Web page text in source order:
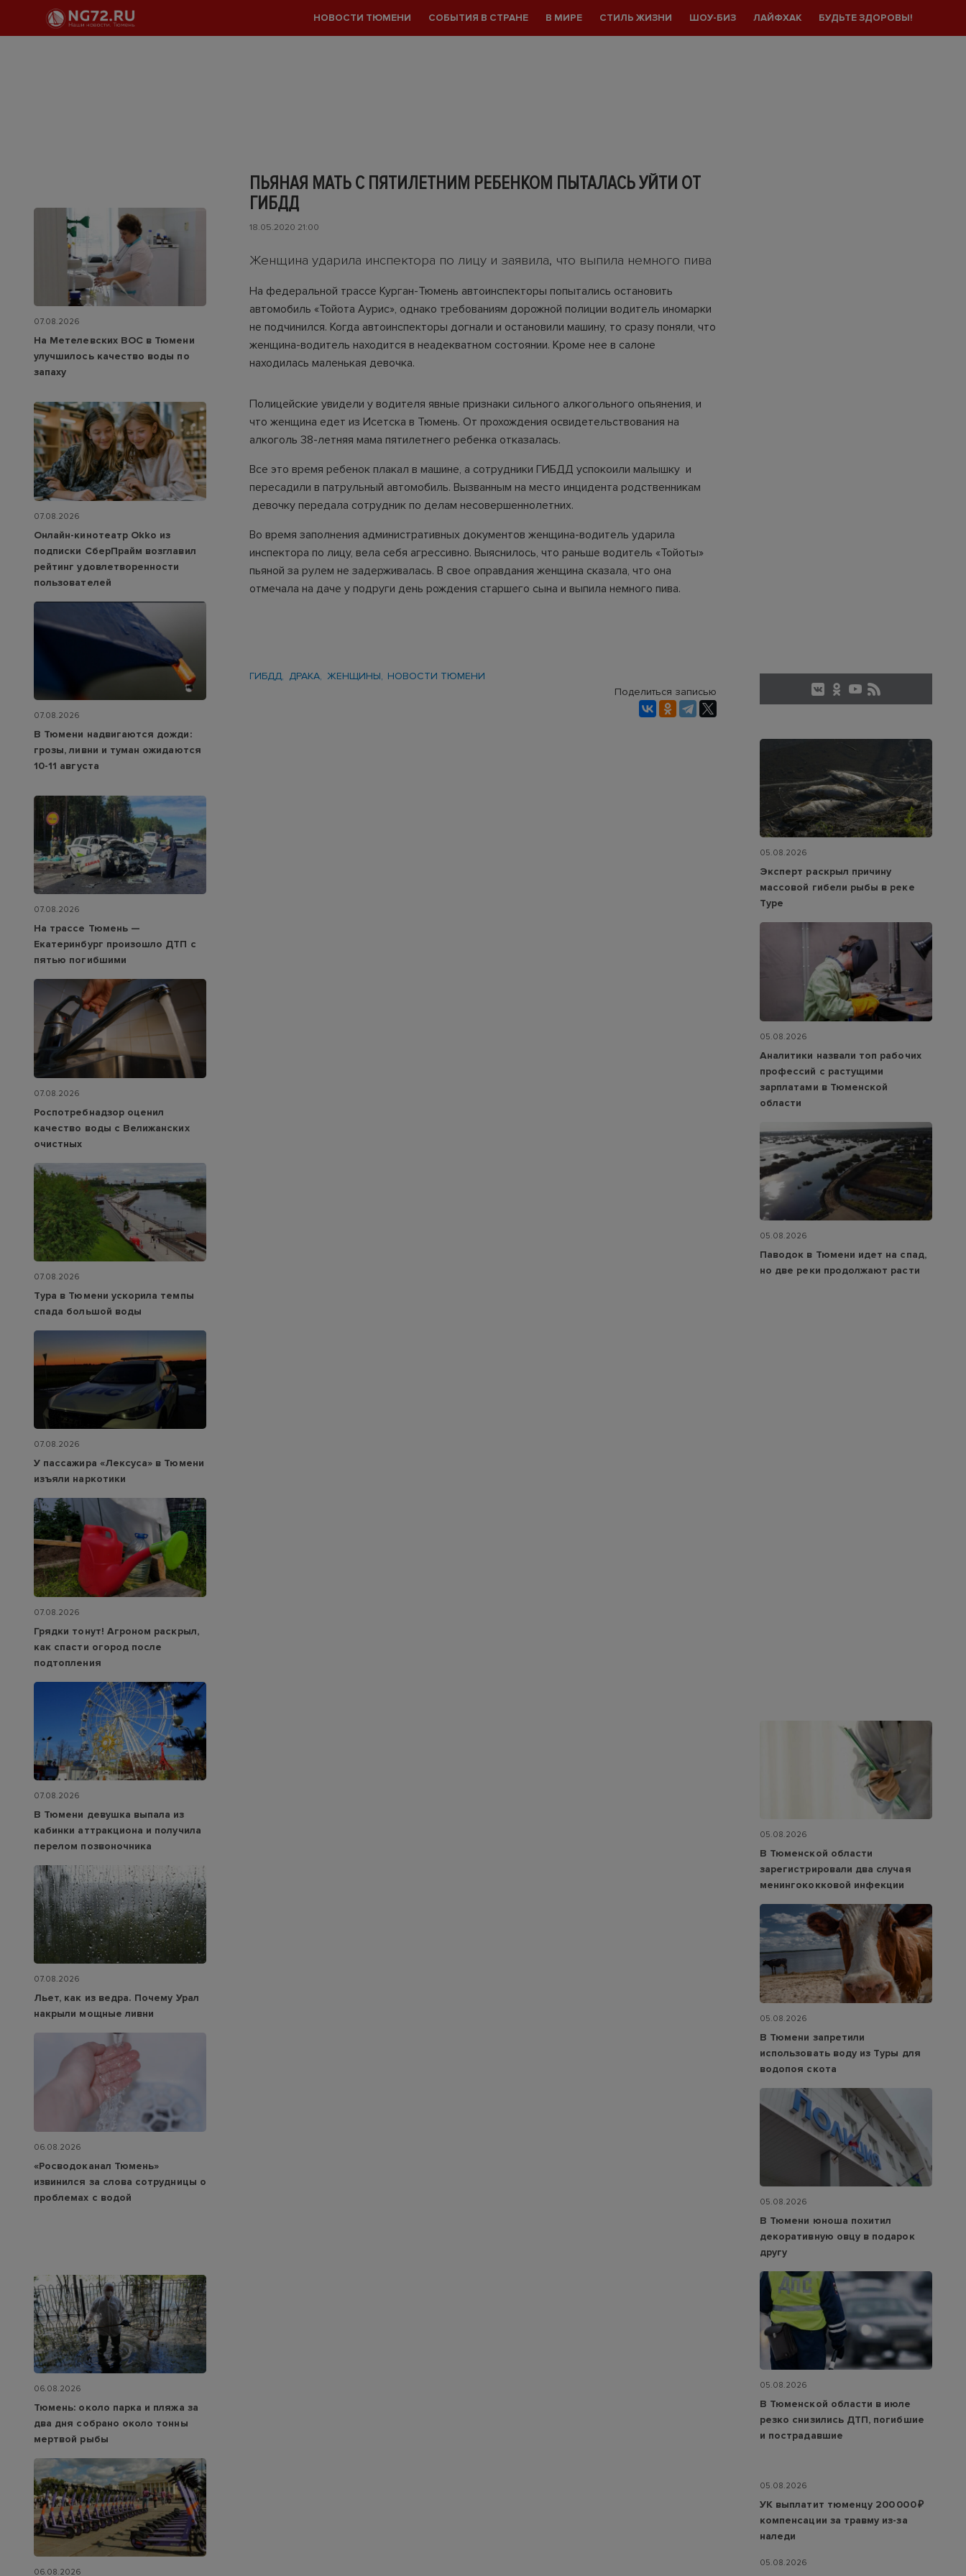
НОВОСТИ ТЮМЕНИ СОБЫТИЯ В СТРАНЕ В МИРЕ СТИЛЬ ЖИЗНИ ШОУ-БИЗ ЛАЙФХАК БУДЬТЕ ЗДОРОВЫ!
ПЬЯНАЯ МАТЬ С ПЯТИЛЕТНИМ РЕБЕНКОМ ПЫТАЛАСЬ УЙТИ ОТ
ГИБДД
18.05.2020 21:00
Женщина ударила инспектора по лицу и заявила, что выпила немного пива
На федеральной трассе Курган-Тюмень автоинспекторы попытались остановить
автомобиль «Тойота Аурис», однако требованиям дорожной полиции водитель иномарки
не подчинился. Когда автоинспекторы догнали и остановили машину, то сразу поняли, что
женщина-водитель находится в неадекватном состоянии. Кроме нее в салоне
находилась маленькая девочка.
Полицейские увидели у водителя явные признаки сильного алкогольного опьянения, и
что женщина едет из Исетска в Тюмень. От прохождения освидетельствования на
алкоголь 38-летняя мама пятилетнего ребенка отказалась.
Все это время ребенок плакал в машине, а сотрудники ГИБДД успокоили малышку и
пересадили в патрульный автомобиль. Вызванным на место инцидента родственникам
девочку передала сотрудник по делам несовершеннолетних.
Во время заполнения административных документов женщина-водитель ударила
инспектора по лицу, вела себя агрессивно. Выяснилось, что раньше водитель «Тойоты»
пьяной за рулем не задерживалась. В свое оправдания женщина сказала, что она
отмечала на даче у подруги день рождения старшего сына и выпила немного пива.
ГИБДД ДРАКА ЖЕНЩИНЫ
НОВОСТИ ТЮМЕНИ
Поделиться записью
07.08.2026
На Метелевских ВОС в Тюмени
улучшилось качество воды по
запаху
07.08.2026
Онлайн-кинотеатр Okko из
подписки СберПрайм возглавил
рейтинг удовлетворенности
пользователей
07.08.2026
В Тюмени надвигаются дожди:
грозы, ливни и туман ожидаются
10-11 августа
07.08.2026
На трассе Тюмень —
Екатеринбург произошло ДТП с
пятью погибшими
07.08.2026
Роспотребнадзор оценил
качество воды с Велижанских
очистных
07.08.2026
Тура в Тюмени ускорила темпы
спада большой воды
07.08.2026
У пассажира «Лексуса» в Тюмени
изъяли наркотики
07.08.2026
Грядки тонут! Агроном раскрыл,
как спасти огород после
подтопления
07.08.2026
В Тюмени девушка выпала из
кабинки аттракциона и получила
перелом позвоночника
07.08.2026
Льет, как из ведра. Почему Урал
накрыли мощные ливни
06.08.2026
«Росводоканал Тюмень»
извинился за слова сотрудницы о
проблемах с водой
06.08.2026
Тюмень: около парка и пляжа за
два дня собрано около тонны
мертвой рыбы
06.08.2026
05.08.2026
Эксперт раскрыл причину
массовой гибели рыбы в реке
Туре
05.08.2026
Аналитики назвали топ рабочих
профессий с растущими
зарплатами в Тюменской
области
05.08.2026
Паводок в Тюмени идет на спад,
но две реки продолжают расти
05.08.2026
В Тюменской области
зарегистрировали два случая
менингококковой инфекции
05.08.2026
В Тюмени запретили
использовать воду из Туры для
водопоя скота
05.08.2026
В Тюмени юноша похитил
декоративную овцу в подарок
другу
05.08.2026
В Тюменской области в июле
резко снизились ДТП, погибшие
и пострадавшие
05.08.2026
УК выплатит тюменцу 200 000 ₽
компенсации за травму из-за
наледи
05.08.2026